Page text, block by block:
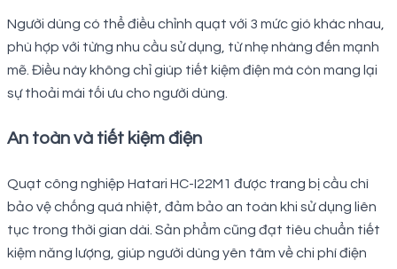
Người dùng có thể điều chỉnh quạt với 3 mức gió khác nhau,
phù hợp với từng nhu cầu sử dụng, từ nhẹ nhàng đến mạnh
mẽ. Điều này không chỉ giúp tiết kiệm điện mà còn mang lại
sự thoải mái tối ưu cho người dùng.
An toàn và tiết kiệm điện
Quạt công nghiệp Hatari HC-I22M1 được trang bị cầu chì
bảo vệ chống quá nhiệt, đảm bảo an toàn khi sử dụng liên
tục trong thời gian dài. Sản phẩm cũng đạt tiêu chuẩn tiết
kiệm năng lượng, giúp người dùng yên tâm về chi phí điện